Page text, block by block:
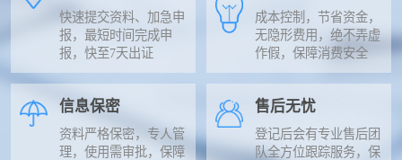
快速提交资料、加急申
报，最短时间完成申
报，快至7天出证
成本控制，节省资金，
无隐形费用，绝不弄虚
作假，保障消费安全
信息保密
资料严格保密，专人管
理，使用需审批，保障
售后无忧
登记后会有专业售后团
队全方位跟踪服务，保